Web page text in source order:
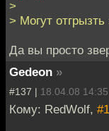
>
> Могут
Да вы просто
Gedeon »
#137 | 18.04.08 14:35
Кому: RedWolf,